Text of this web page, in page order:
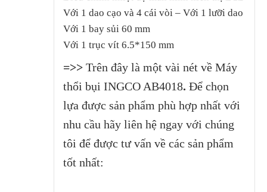
Với 1 dao cạo và 4 cái vòi – Với 1 lưỡi dao
Với 1 bay sủi 60 mm
Với 1 trục vít 6.5*150 mm
=>>Trên đây là một vài nét về Máy
thổi bụi INGCO AB4018. Để chọn
lựa được sản phẩm phù hợp nhất với
nhu cầu hãy liên hệ ngay với chúng
tôi để được tư vấn về các sản phẩm
tốt nhất: